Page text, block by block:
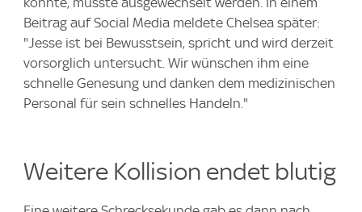
Beitrag auf Social Media meldete Chelsea später:
"Jesse ist bei Bewusstsein, spricht und wird derzeit
vorsorglich untersucht. Wir wünschen ihm eine
schnelle Genesung und danken dem medizinischen
Personal für sein schnelles Handeln."
Weitere Kollision endet blutig